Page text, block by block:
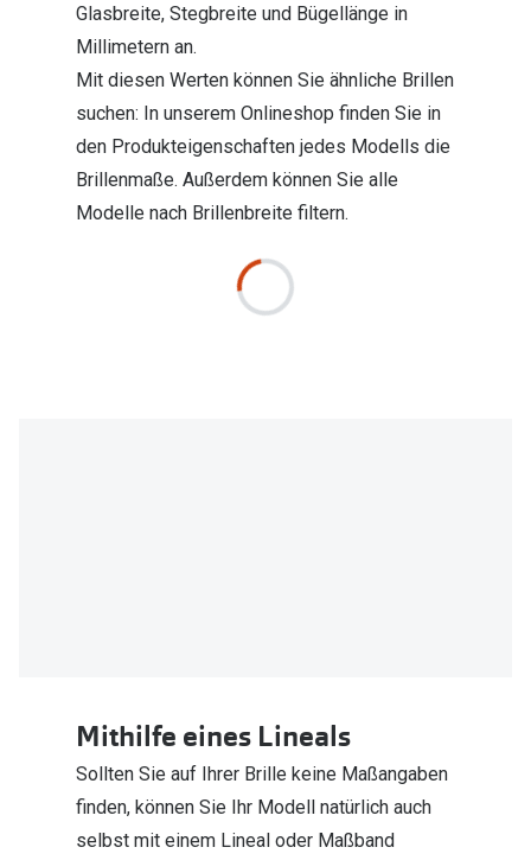
Glasbreite, Stegbreite und Bügellänge in
Millimetern an.
Mit diesen Werten können Sie ähnliche Brillen
suchen: In unserem Onlineshop finden Sie in
den Produkteigenschaften jedes Modells die
Brillenmaße. Außerdem können Sie alle
Modelle nach Brillenbreite filtern.
Mithilfe eines Lineals
Sollten Sie auf Ihrer Brille keine Maßangaben
finden, können Sie Ihr Modell natürlich auch
selbst mit einem Lineal oder Maßband